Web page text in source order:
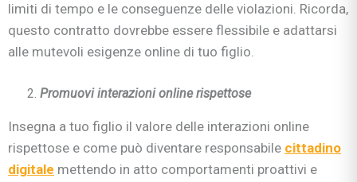
limiti di tempo e le conseguenze delle violazioni. Ricorda,
questo contratto dovrebbe essere flessibile e adattarsi
alle mutevoli esigenze online di tuo figlio.
Promuovi interazioni online rispettose
Insegna a tuo figlio il valore delle interazioni online
rispettose e come può diventare responsabile cittadino
digitale mettendo in atto comportamenti proattivi e